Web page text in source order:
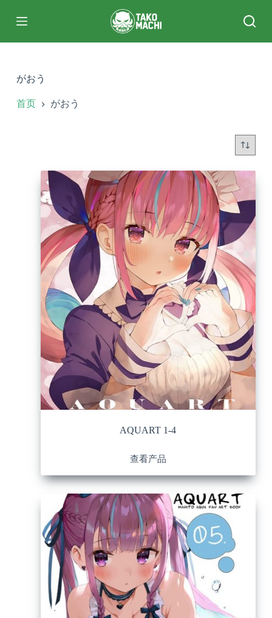
过
がおう
首页 がおう
AQUART 1-4
查看产品